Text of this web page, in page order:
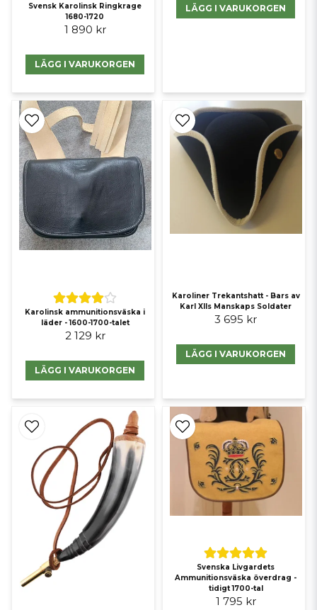
Tillhandahålls av
________________________________________
Svensk Infanteri Karoliner Officers Värja m/1700 - Carolus
Rex + Narva poster - 6195kr
Tillhandahålls av
Svensk militaria i form av medaljer, svärd, värjor,
uniformer och dolkar!
Svensk Karolinsk Ringkrage
1680-1720
1 890 kr
LÄGG I VARUKORGEN
LÄGG I VARUKORGEN
Karolinsk ammunitionsväska i
läder - 1600-1700-talet
2 129 kr
LÄGG I VARUKORGEN
Karoliner Trekantshatt - Bars av
Karl XIIs Manskaps Soldater
3 695 kr
LÄGG I VARUKORGEN
Svenska Livgardets
Ammunitionsväska överdrag -
tidigt 1700-tal
1 795 kr